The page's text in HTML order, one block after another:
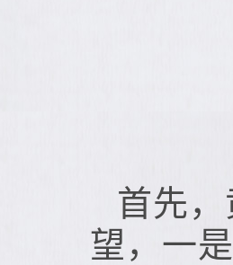
首先
望，一